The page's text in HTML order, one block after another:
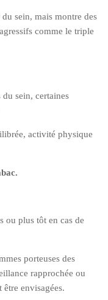
sein, mais montre des
comme le triple
du sein, certaines
activité physique
ou plus tôt en cas de
porteuses des
rapprochée ou
envisagées.